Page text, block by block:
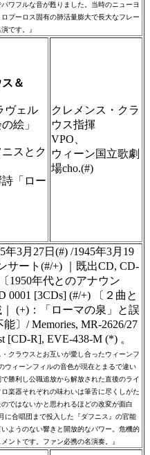
ワフルな音が甦りました。当時のニューヨ
プーロス固有の肺活量膨大で長大なフレー
です。』
＆
ヴェル
絵」
スとク
「ロー
クレメンス・クラ
ウス指揮
VPO、
ウィーン国立歌劇
場cho.(#)
3月27日(#) /1945年3月19
サート(#/+) ｜既出CD, CD-
1950年代とのアナウン
0001 [3CDs] (#/+) 〔２曲と
(+)：「ローマの泉」と誤
〕/ Memories, MR-2626/27
[CD-R], EVE-438-M (*) 。
クラウスとお互いが愛し合ったウィーンフ
ウィーンフィルの音色が現在とまるで違い
勝利し公職追放から解放された直後のライ
楽器それぞれの味わいは筆舌に尽くしがた
ではないかと思われるほどの改変が面白
に合唱団まで投入した『ダフニス』の官能
ようのない響きと開放的なパワー。危機的
ントです。ファン必携の名演奏。』